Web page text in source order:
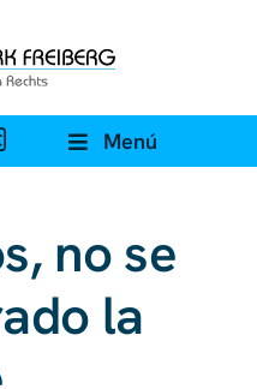
Menú
no se
la